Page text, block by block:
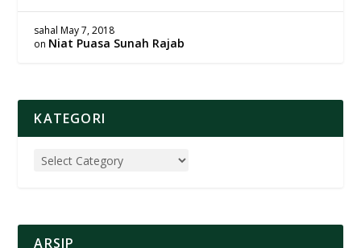
sahal May 7, 2018
on Niat Puasa Sunah Rajab
KATEGORI
ARSIP